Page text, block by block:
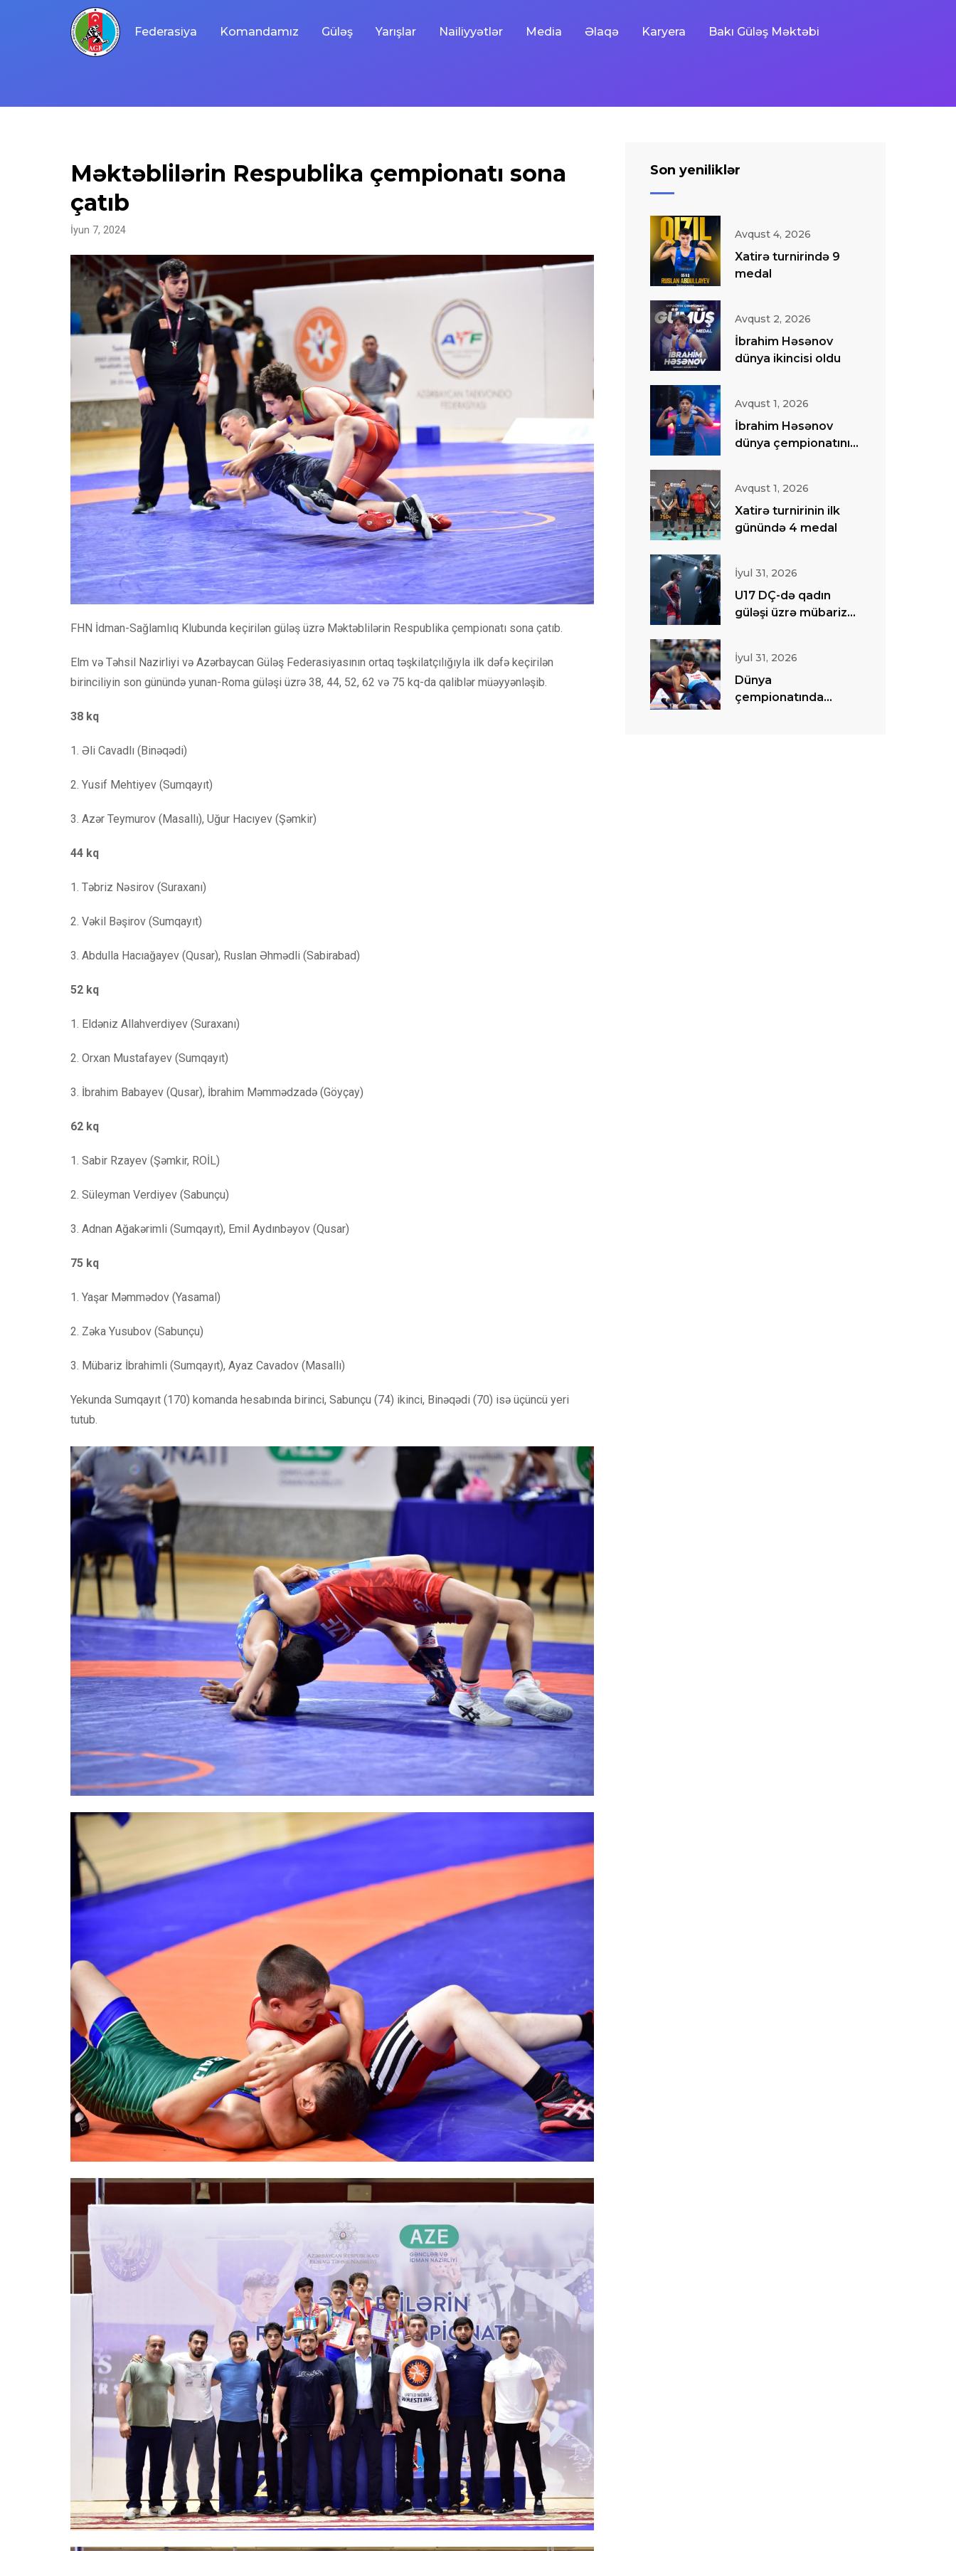
Federasiya Komandamız Güləş Yarışlar Nailiyyətlər Media Əlaqə Karyera Bakı Güləş Məktəbi
Məktəblilərin Respublika çempionatı sona
çatıb
İyun 7, 2024
FHN İdman-Sağlamlıq Klubunda keçirilən güləş üzrə Məktəblilərin Respublika çempionatı sona çatıb.
Elm və Təhsil Nazirliyi və Azərbaycan Güləş Federasiyasının ortaq təşkilatçılığıyla ilk dəfə keçirilən
birinciliyin son günündə yunan-Roma güləşi üzrə 38, 44, 52, 62 və 75 kq-da qaliblər müəyyənləşib.
38 kq
1. Əli Cavadlı (Binəqədi)
2. Yusif Mehtiyev (Sumqayıt)
3. Azər Teymurov (Masallı), Uğur Hacıyev (Şəmkir)
44 kq
1. Təbriz Nəsirov (Suraxanı)
2. Vəkil Bəşirov (Sumqayıt)
3. Abdulla Hacıağayev (Qusar), Ruslan Əhmədli (Sabirabad)
52 kq
1. Eldəniz Allahverdiyev (Suraxanı)
2. Orxan Mustafayev (Sumqayıt)
3. İbrahim Babayev (Qusar), İbrahim Məmmədzadə (Göyçay)
62 kq
1. Sabir Rzayev (Şəmkir, ROİL)
2. Süleyman Verdiyev (Sabunçu)
3. Adnan Ağakərimli (Sumqayıt), Emil Aydınbəyov (Qusar)
75 kq
1. Yaşar Məmmədov (Yasamal)
2. Zəka Yusubov (Sabunçu)
3. Mübariz İbrahimli (Sumqayıt), Ayaz Cavadov (Masallı)
Yekunda Sumqayıt (170) komanda hesabında birinci, Sabunçu (74) ikinci, Binəqədi (70) isə üçüncü yeri
tutub.
Son yeniliklər
Avqust 4, 2026
Xatirə turnirində 9
medal
Avqust 2, 2026
İbrahim Həsənov
dünya ikincisi oldu
Avqust 1, 2026
İbrahim Həsənov
dünya çempionatının
Avqust 1, 2026
Xatirə turnirinin ilk
günündə 4 medal
İyul 31, 2026
U17 DÇ-də qadın
güləşi üzrə mübarizə
İyul 31, 2026
Dünya
çempionatında